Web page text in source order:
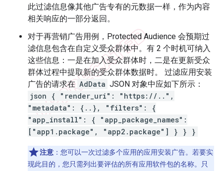
此过滤信息像其他广告专有的元数据一样，作为内容
相关响应的一部分返回。
对于再营销广告用例，Protected Audience 会预期过
滤信息包含在自定义受众群体中。有 2 个时机可纳入
这些信息：一是在加入受众群体时，二是在更新受众
群体过程中提取新的受众群体数据时。 过滤应用安装
广告的请求在 AdData JSON 对象中应如下所示：
json { "render_uri": "https://..",
"metadata": {..}, "filters": {
"app_install": { "app_package_names":
["app1.package", "app2.package"] } } }
注意 ：您可以一次过滤多个应用的应用安装广告。若要实
现此目的，您只需列出要评估的所有应用软件包的名称。只